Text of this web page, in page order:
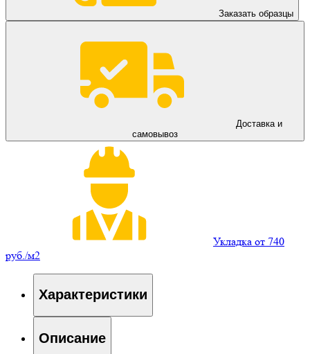
Заказать образцы
Доставка и
самовывоз
Укладка от 740
руб./м2
Характеристики
Описание